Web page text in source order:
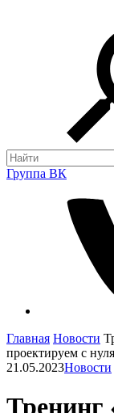
Группа ВК
Главная Новости
проектируем с
21.05.2023Новости